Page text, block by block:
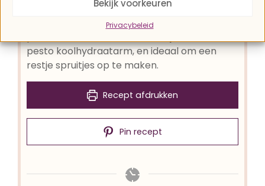
Bekijk voorkeuren
Privacybeleid
Wil je eens iets anders dan de klassieke
pesto, maak dan deze winterse spruitjes
pesto koolhydraatarm, en ideaal om een
restje spruitjes op te maken.
Recept afdrukken
Pin recept